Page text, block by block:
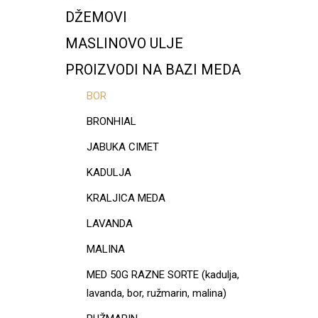
DŽEMOVI
MASLINOVO ULJE
PROIZVODI NA BAZI MEDA
BOR
BRONHIAL
JABUKA CIMET
KADULJA
KRALJICA MEDA
LAVANDA
MALINA
MED 50G RAZNE SORTE (kadulja,
lavanda, bor, ružmarin, malina)